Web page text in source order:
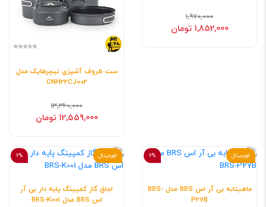
1,970,000
1,852,000 تومان
ست ظروف آشپزی نیچرهایک مدل
CNH22CJ002
13,360,000
12,559,000 تومان
6% اورجینال
ماهیتابه بی آر اس BRS مدل BRS-
P27B
6% اورجینال
اجاق گاز کمپینگ پایه دار بی آر
اس BRS مدل BRS-K001